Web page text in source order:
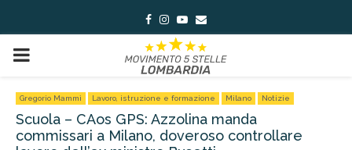
Facebook
Instagram
Youtube
Email
PRIMARY
MENU
Gregorio Mammì Lavoro, istruzione e formazione Milano Notizie
Scuola – CAos GPS: Azzolina manda
commissari a Milano, doveroso controllare